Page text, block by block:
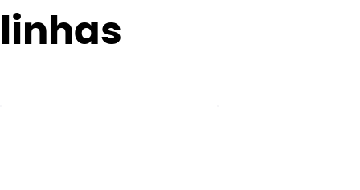
linhas